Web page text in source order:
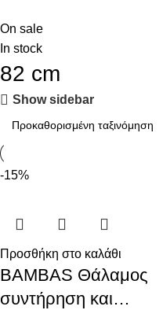
On sale
In stock
82 cm
Show sidebar
-15%
Προσθήκη στο καλάθι
BAMBAS Θάλαμος
συντήρηση και